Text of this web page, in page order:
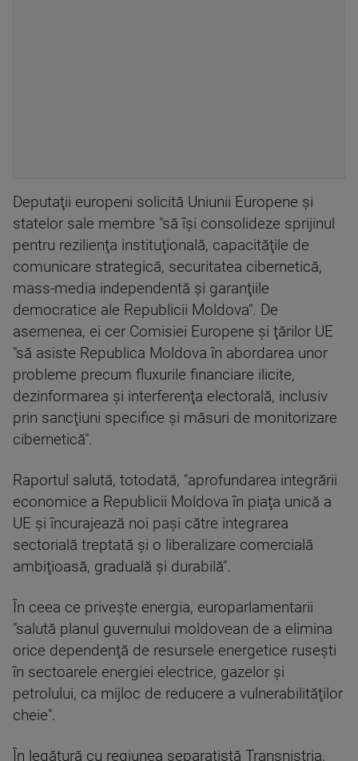
Deputaţii europeni solicită Uniunii Europene şi
statelor sale membre "să îşi consolideze sprijinul
pentru rezilienţa instituţională, capacităţile de
comunicare strategică, securitatea cibernetică,
mass-media independentă şi garanţiile
democratice ale Republicii Moldova". De
asemenea, ei cer Comisiei Europene şi ţărilor UE
"să asiste Republica Moldova în abordarea unor
probleme precum fluxurile financiare ilicite,
dezinformarea şi interferenţa electorală, inclusiv
prin sancţiuni specifice şi măsuri de monitorizare
cibernetică".
Raportul salută, totodată, "aprofundarea integrării
economice a Republicii Moldova în piaţa unică a
UE şi încurajează noi paşi către integrarea
sectorială treptată şi o liberalizare comercială
ambiţioasă, graduală şi durabilă".
În ceea ce priveşte energia, europarlamentarii
"salută planul guvernului moldovean de a elimina
orice dependenţă de resursele energetice ruseşti
în sectoarele energiei electrice, gazelor şi
petrolului, ca mijloc de reducere a vulnerabilităţilor
cheie".
În legătură cu regiunea separatistă Transnistria,